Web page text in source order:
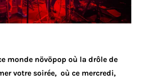
monde növöpop où la drôle de
votre soirée, où ce mercredi,